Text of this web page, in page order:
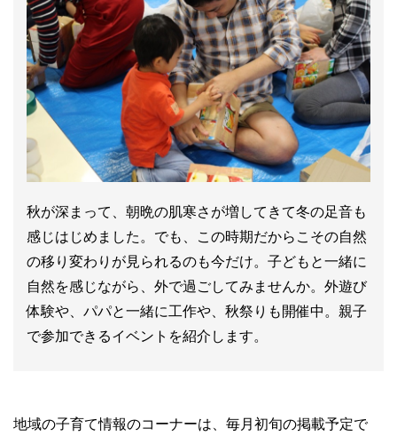
秋が深まって、朝晩の肌寒さが増してきて冬の足音も
感じはじめました。でも、この時期だからこその自然
の移り変わりが見られるのも今だけ。子どもと一緒に
自然を感じながら、外で過ごしてみませんか。外遊び
体験や、パパと一緒に工作や、秋祭りも開催中。親子
で参加できるイベントを紹介します。
地域の子育て情報のコーナーは、毎月初旬の掲載予定で